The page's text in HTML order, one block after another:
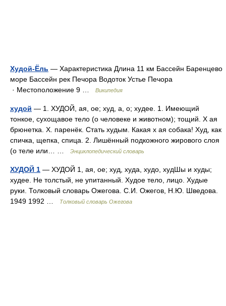
Худой-Ёль — Характеристика Длина 11 км Бассейн Баренцево
море Бассейн рек Печора Водоток Устье Печора
· Местоположение 9 …
Википедия
худой — 1. ХУДОЙ, ая, ое; худ, а, о; худее. 1. Имеющий
тонкое, сухощавое тело (о человеке и животном); тощий. Х ая
брюнетка. Х. паренёк. Стать худым. Какая х ая собака! Худ, как
спичка, щепка, спица. 2. Лишённый подкожного жирового слоя
(о теле или… …
Энциклопедический словарь
ХУДОЙ 1 — ХУДОЙ 1, ая, ое; худ, худа, худо, худШы и худы;
худее. Не толстый, не упитанный. Худое тело, лицо. Худые
руки. Толковый словарь Ожегова. С.И. Ожегов, Н.Ю. Шведова.
1949 1992 …
Толковый словарь Ожегова